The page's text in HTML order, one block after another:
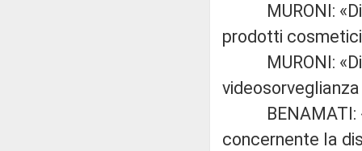
MURONI:
prodotti
MURONI:
BENAMATI:
concernente la